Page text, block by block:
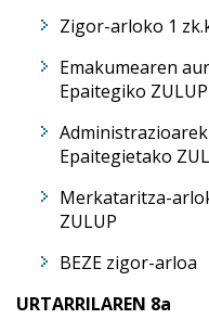
Zigor-arloko 1
Emakumearen
Epaitegiko ZULUP
Epaitegietako
Merkataritza-
ZULUP
BEZE zigor-arloa
URTARRILAREN 8a